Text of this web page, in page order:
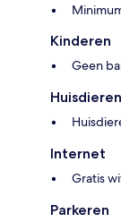
Kinderen
Geen
Huisdieren
Internet
Gratis
Parkeren